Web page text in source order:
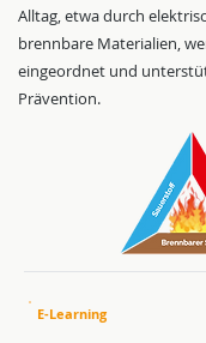
Alltag, etwa durch
brennbare Materialien,
eingeordnet und
Prävention.
E-Learning